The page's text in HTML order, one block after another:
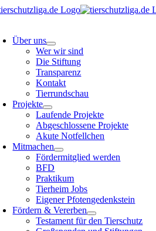
Skip
Über uns
Wer wir sind
Die Stiftung
Transparenz
Kontakt
Tierrundschau
Projekte
Laufende Projekte
Abgeschlossene Projekte
Akute Notfellchen
Mitmachen
Fördermitglied werden
BFD
Praktikum
Tierheim Jobs
Eigener Pfotengedenkstein
Fördern & Vererben
Testament für den Tierschutz